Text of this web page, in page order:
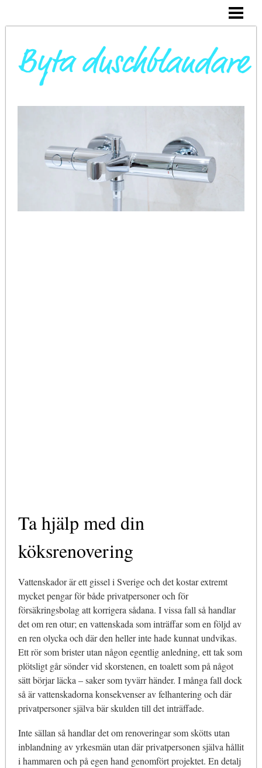
BYTA VARMVATTENBEREDARE
BYTA BLANDARE I HANDFAT
Ta hjälp med din
köksrenovering
Vattenskador är ett gissel i Sverige och det kostar extremt
mycket pengar för både privatpersoner och för
försäkringsbolag att korrigera sådana. I vissa fall så handlar
det om ren otur; en vattenskada som inträffar som en följd av
en ren olycka och där den heller inte hade kunnat undvikas.
Ett rör som brister utan någon egentlig anledning, ett tak som
plötsligt går sönder vid skorstenen, en toalett som på något
sätt börjar läcka – saker som tyvärr händer. I många fall dock
så är vattenskadorna konsekvenser av felhantering och där
privatpersoner själva bär skulden till det inträffade.
Inte sällan så handlar det om renoveringar som skötts utan
inblandning av yrkesmän utan där privatpersonen själva hållit
i hammaren och på egen hand genomfört projektet. En detalj